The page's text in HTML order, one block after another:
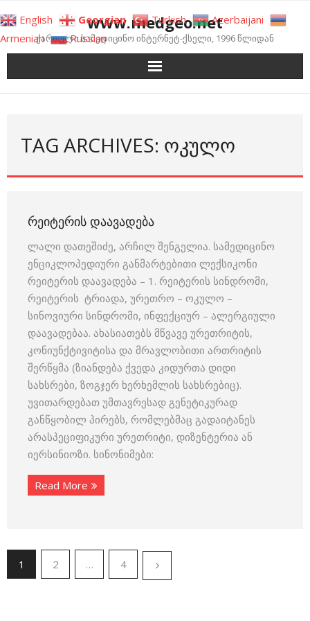
to
content
www.medgeo.net
ქართული სამედიცინო ინტერნეტ-ქსელი, 1996 წლიდან
TAG ARCHIVES: ᲝᲙᲣᲚᲝ
ᲠᲔᲘᲢᲔᲠᲘᲡ ᲓᲐᲐᲕᲐᲓᲔᲑᲐ
ლალი დათეშიძე, არჩილ შენგელია. სამედიცინო
ენციკლოპედიური განმარტებითი ლექსიკონი
რეიტერის დაავადება – 1. რეიტერის სინდრომი,
რეიტერის ტრიადა, ურეთრო – ოკულო –
სინოვიური სინდრომი, ინფექციურ – ალერგიული
დაავადებაა. ახასიათებს მწვავე ურეთრიტის,
კონიუნქტივიტისა და მრავლობითი ართრიტის
შერწყმა (ზიანდება ქვედა კიდურთა დიდი
სახსრები, ზოგჯერ ხერხემლის სახსრებიც).
უვითარდებათ უმთავრესად გენეტიკურად
განწყობილ პირებს, რომლებმაც გადაიტანეს
არასპეციფიკური ურეთრიტი, დიზენტერია ან
იერსინიოზი. სინონიმები:
Read More
1 2 … 4
English Georgian Turkish
Azerbaijani
Armenian
Russian